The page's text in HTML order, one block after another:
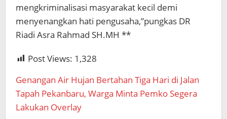
mengkriminalisasi masyarakat kecil demi
menyenangkan hati pengusaha,”pungkas DR
Riadi Asra Rahmad SH.MH **
Post Views: 1,328
Genangan Air Hujan Bertahan Tiga Hari di Jalan
Tapah Pekanbaru, Warga Minta Pemko Segera
Lakukan Overlay